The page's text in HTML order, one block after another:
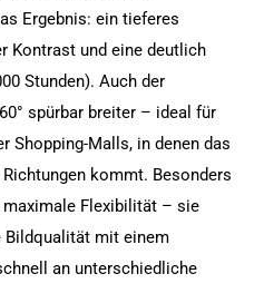
Ergebnis: ein tieferes
Kontrast und eine deutlich
Stunden). Auch der
spürbar breiter – ideal für
Shopping-Malls, in denen das
kommt. Besonders
maximale Flexibilität – sie
Bildqualität mit einem
an unterschiedliche